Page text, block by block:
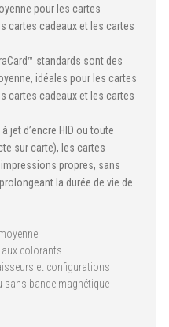
pour les cartes
cartes cadeaux et les cartes
standards sont des
idéales pour les cartes
cartes cadeaux et les cartes
jet d’encre HID ou toute
sur carte), les cartes
propres, sans
la durée de vie de
aux colorants
et configurations
sans bande magnétique